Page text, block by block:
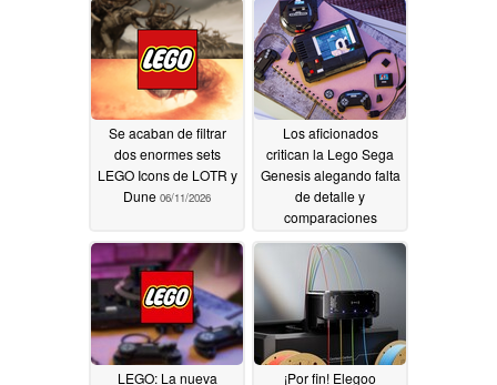
07/30/2026
de 2026
06/22/2026
Se acaban de filtrar
dos enormes sets
LEGO Icons de LOTR y
Dune 06/11/2026
Los aficionados
critican la Lego Sega
Genesis alegando falta
de detalle y
comparaciones
juego de NES05/05/2026
LEGO: La nueva
¡Por fin! Elegoo